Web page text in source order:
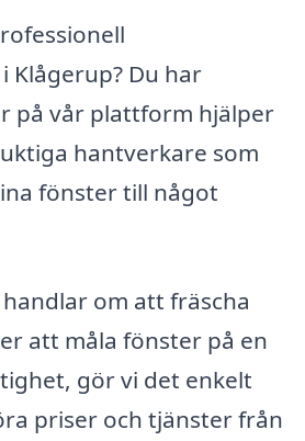
Klågerup? Du har
på vår plattform hjälper
hantverkare som
fönster till något
om att fräscha
att måla fönster på en
gör vi det enkelt
priser och tjänster från